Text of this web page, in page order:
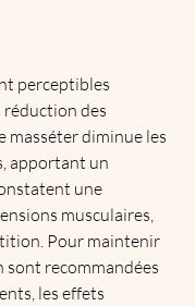
perceptibles
réduction des
diminue les
apportant un
une
musculaires,
Pour maintenir
sont recommandées
les effets